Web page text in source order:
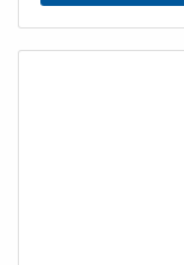
main Euphoria
minimal 7 l/min -
- Grohe
TurboStat®
anti-torsion -